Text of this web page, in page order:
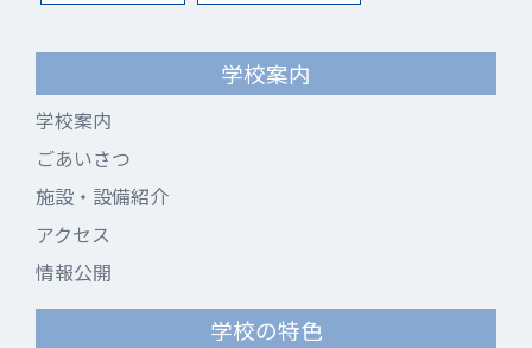
学校案内
学校案内
ごあいさつ
施設・設備紹介
アクセス
情報公開
学校の特色